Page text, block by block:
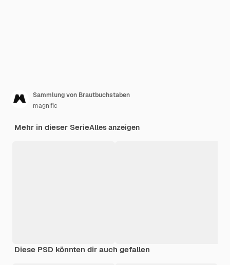
Sammlung von Brautbuchstaben
magnific
Mehr in dieser SerieAlles anzeigen
Diese PSD könnten dir auch gefallen